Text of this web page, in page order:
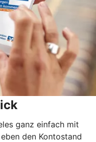
ganz einfach mit
den Kontostand